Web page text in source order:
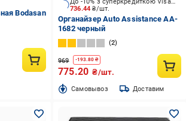
Bodasan
736.44₴/шт.
Органайзер Auto Assistance AA-
1682 черный
2
969 -193.80₴
775.20 ₴/шт.
Cамовывоз Доставим